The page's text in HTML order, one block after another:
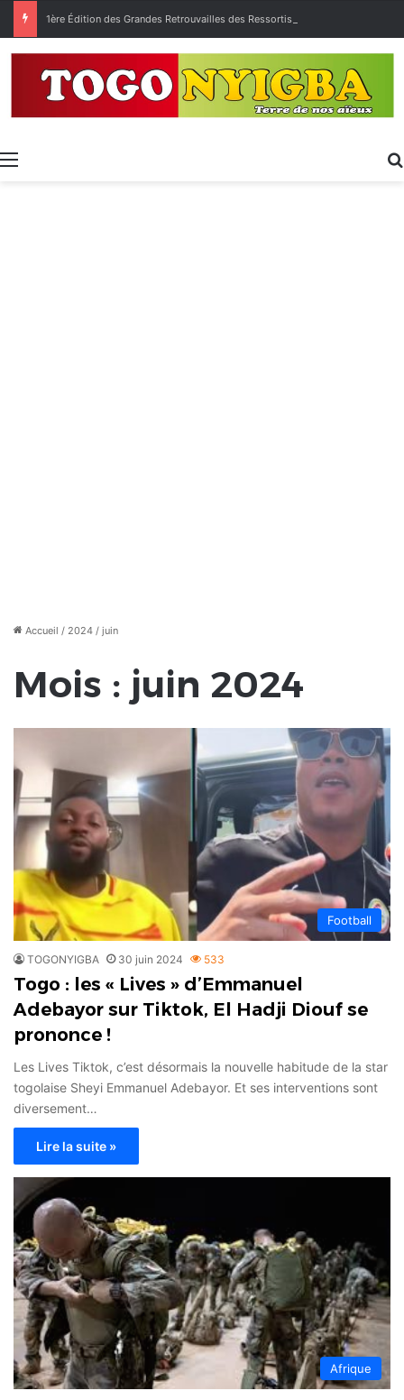
Menu
Accueil / 2024 / juin
Mois : juin 2024
Football
TOGONYIGBA 30 juin 2024 533
Togo : les « Lives » d’Emmanuel
Adebayor sur Tiktok, El Hadji Diouf se
prononce !
Les Lives Tiktok, c’est désormais la nouvelle habitude de la star
togolaise Sheyi Emmanuel Adebayor. Et ses interventions sont
diversement…
Lire la suite »
Afrique